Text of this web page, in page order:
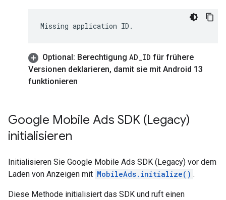
Optional: Berechtigung AD_ID für frühere
Versionen deklarieren, damit sie mit Android 13
funktionieren
Google Mobile Ads SDK (Legacy)
initialisieren
Initialisieren Sie Google Mobile Ads SDK (Legacy) vor dem
Laden von Anzeigen mit MobileAds.initialize() .
Diese Methode initialisiert das SDK und ruft einen